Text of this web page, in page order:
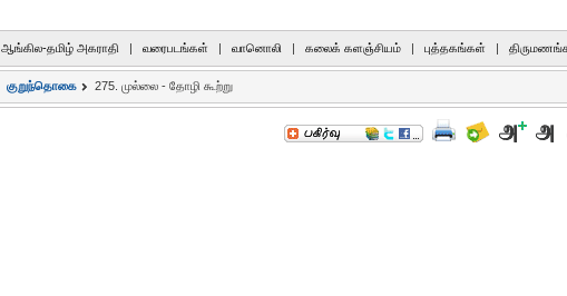
ஆங்கில-தமிழ் அகராதி | வரைபடங்கள் | வானொலி | கலைக் களஞ்சியம் | புத்தகங்கள் |
குறுந்தொகை 275. முல்லை - தோழி கூற்று